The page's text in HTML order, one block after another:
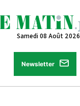
Samedi 08 Août 2026
Newsletter